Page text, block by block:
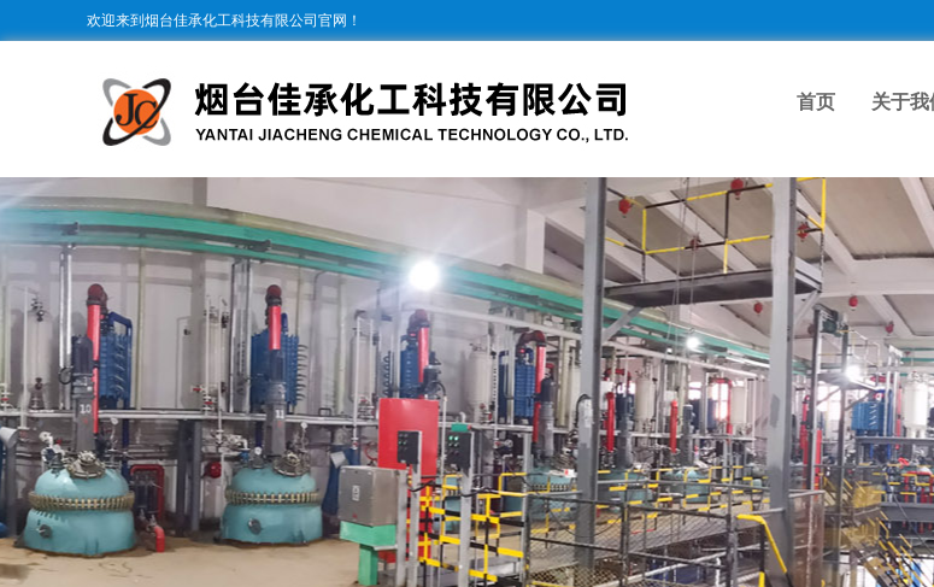
欢迎来到烟台佳承化工科技有限公司官网！
首页 关于我